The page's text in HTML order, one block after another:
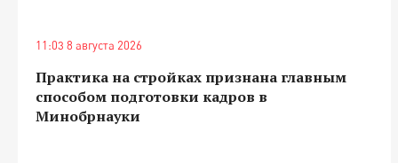
11:03 8 августа 2026
Практика на стройках признана главным
способом подготовки кадров в
Минобрнауки